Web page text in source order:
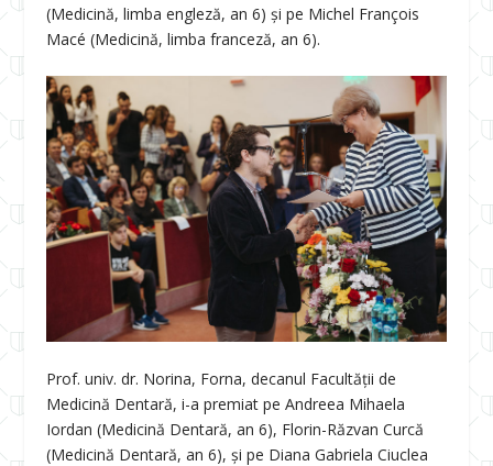
(Medicină, limba engleză, an 6) și pe Michel François
Macé (Medicină, limba franceză, an 6).
Prof. univ. dr. Norina, Forna, decanul Facultății de
Medicină Dentară, i-a premiat pe Andreea Mihaela
Iordan (Medicină Dentară, an 6), Florin-Răzvan Curcă
(Medicină Dentară, an 6), și pe Diana Gabriela Ciuclea